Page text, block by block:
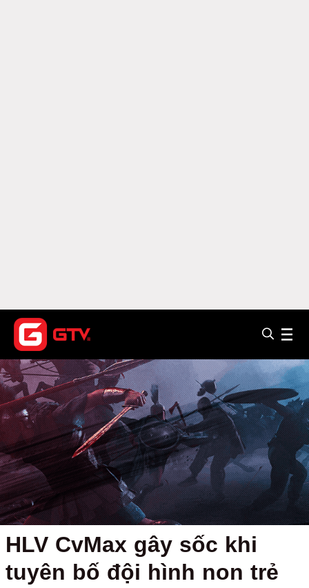
HLV CvMax gây sốc khi
tuyên bố đội hình non trẻ